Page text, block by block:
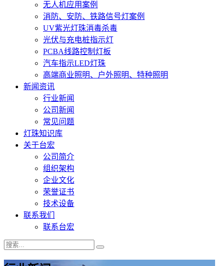
无人机应用案例
消防、安防、铁路信号灯案例
UV紫光灯珠消毒杀毒
光伏与充电桩指示灯
PCBA线路控制灯板
汽车指示LED灯珠
高端商业照明、户外照明、特种照明
新闻资讯
行业新闻
公司新闻
常见问题
灯珠知识库
关于台宏
公司简介
组织架构
企业文化
荣誉证书
技术设备
联系我们
联系台宏